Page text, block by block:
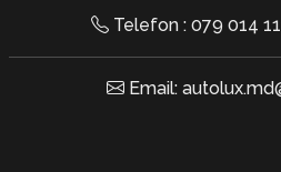
Telefon : 079 014
Email: